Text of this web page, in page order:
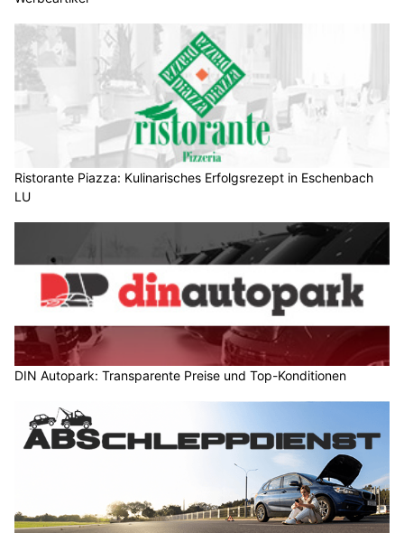
Ristorante Piazza: Kulinarisches Erfolgsrezept in Eschenbach
LU
DIN Autopark: Transparente Preise und Top-Konditionen